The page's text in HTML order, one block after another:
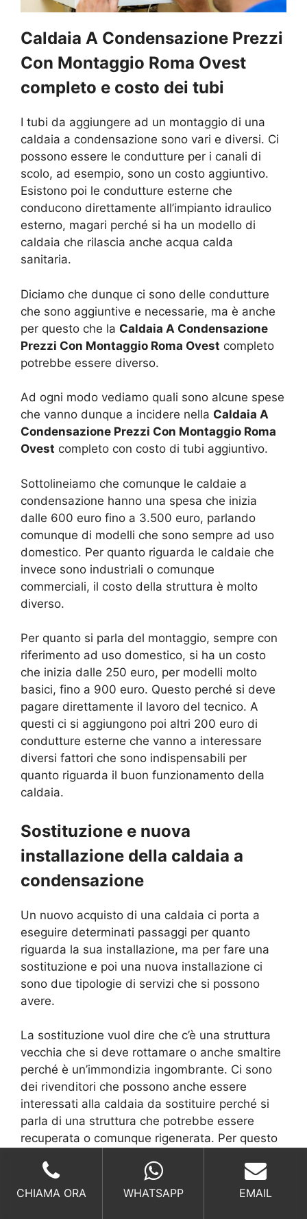
Caldaia A Condensazione Prezzi
Con Montaggio Roma Ovest
completo e costo dei tubi
I tubi da aggiungere ad un montaggio di una
caldaia a condensazione sono vari e diversi. Ci
possono essere le condutture per i canali di
scolo, ad esempio, sono un costo aggiuntivo.
Esistono poi le condutture esterne che
conducono direttamente all’impianto idraulico
esterno, magari perché si ha un modello di
caldaia che rilascia anche acqua calda
sanitaria.
Diciamo che dunque ci sono delle condutture
che sono aggiuntive e necessarie, ma è anche
per questo che la Caldaia A Condensazione
Prezzi Con Montaggio Roma Ovest completo
potrebbe essere diverso.
Ad ogni modo vediamo quali sono alcune spese
che vanno dunque a incidere nella Caldaia A
Condensazione Prezzi Con Montaggio Roma
Ovest completo con costo di tubi aggiuntivo.
Sottolineiamo che comunque le caldaie a
condensazione hanno una spesa che inizia
dalle 600 euro fino a 3.500 euro, parlando
comunque di modelli che sono sempre ad uso
domestico. Per quanto riguarda le caldaie che
invece sono industriali o comunque
commerciali, il costo della struttura è molto
diverso.
Per quanto si parla del montaggio, sempre con
riferimento ad uso domestico, si ha un costo
che inizia dalle 250 euro, per modelli molto
basici, fino a 900 euro. Questo perché si deve
pagare direttamente il lavoro del tecnico. A
questi ci si aggiungono poi altri 200 euro di
condutture esterne che vanno a interessare
diversi fattori che sono indispensabili per
quanto riguarda il buon funzionamento della
caldaia.
Sostituzione e nuova
installazione della caldaia a
condensazione
Un nuovo acquisto di una caldaia ci porta a
eseguire determinati passaggi per quanto
riguarda la sua installazione, ma per fare una
sostituzione e poi una nuova installazione ci
sono due tipologie di servizi che si possono
avere.
La sostituzione vuol dire che c’è una struttura
vecchia che si deve rottamare o anche smaltire
perché è un’immondizia ingombrante. Ci sono
dei rivenditori che possono anche essere
interessati alla caldaia da sostituire perché si
parla di una struttura che potrebbe essere
recuperata o comunque rigenerata. Per questo
magari un piccolo risparmio sul nuovo acquisto.
Ciò consente di avere unaCaldaia A
CHIAMA ORA WHATSAPP EMAIL